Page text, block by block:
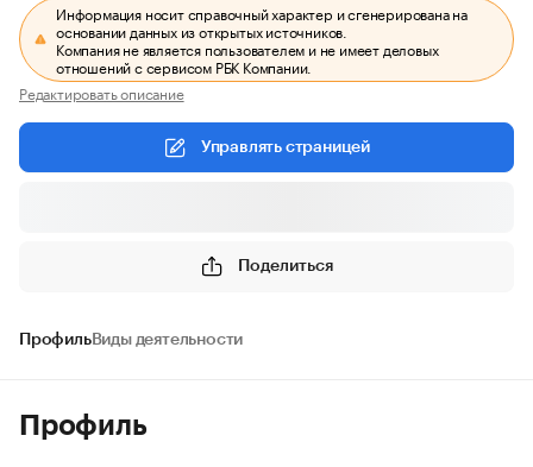
Информация носит справочный характер и сгенерирована на
основании данных из открытых источников.
Компания не является пользователем и не имеет деловых
отношений с сервисом РБК Компании.
Редактировать описание
Управлять страницей
Поделиться
ПрофильВиды деятельности
Профиль